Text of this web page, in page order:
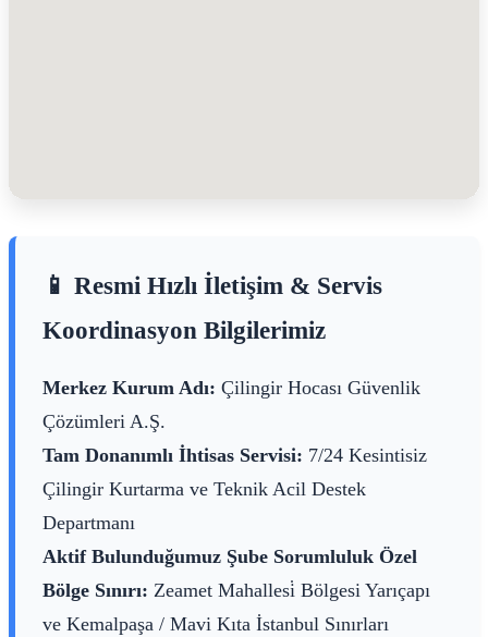
📱 Resmi Hızlı İletişim & Servis
Koordinasyon Bilgilerimiz
Merkez Kurum Adı: Çilingir Hocası Güvenlik
Çözümleri A.Ş.
Tam Donanımlı İhtisas Servisi: 7/24 Kesintisiz
Çilingir Kurtarma ve Teknik Acil Destek
Departmanı
Aktif Bulunduğumuz Şube Sorumluluk Özel
Bölge Sınırı: Zeamet Mahallesi̇ Bölgesi Yarıçapı
ve Kemalpaşa / Mavi Kıta İstanbul Sınırları